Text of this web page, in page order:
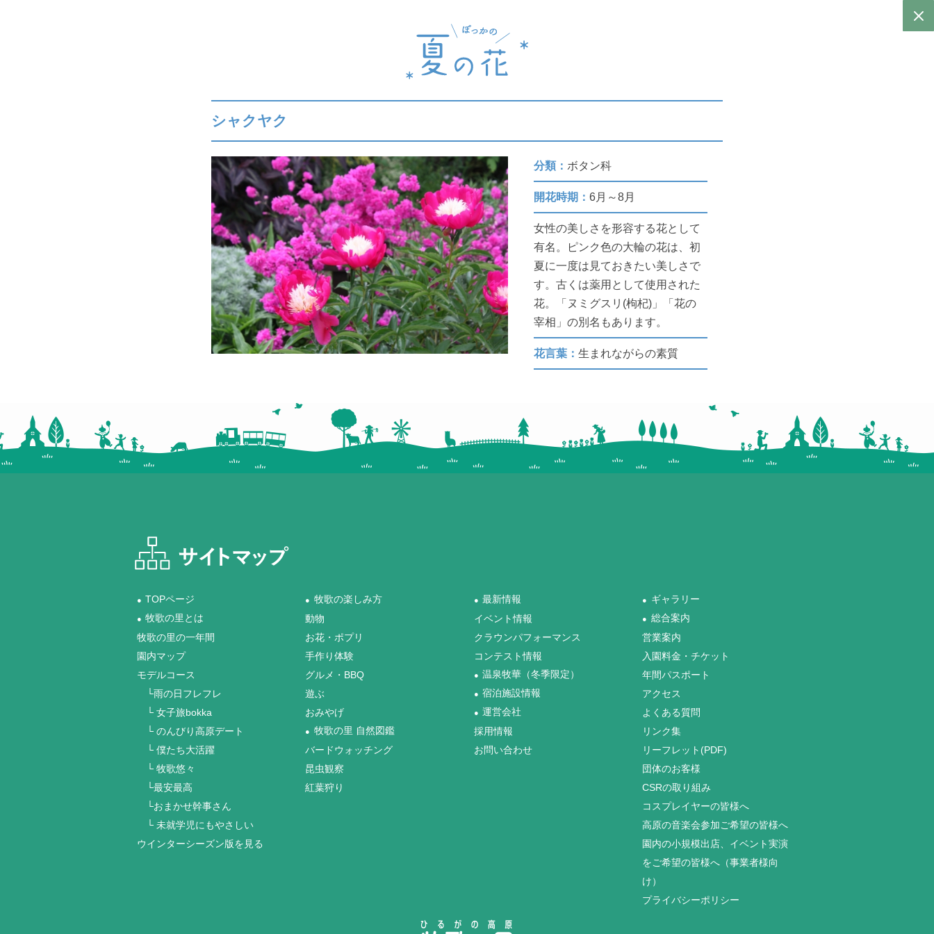
シャクヤク
分類： ボタン科
開花時期：6月～8月
女性の美しさを形容する花として
有名。ピンク色の大輪の花は、初
夏に一度は見ておきたい美しさで
す。古くは薬用として使用された
花。「ヌミグスリ(枸杞)」「花の
宰相」の別名もあります。
花言葉：生まれながらの素質
● TOPページ
● 牧歌の里とは
牧歌の里の一年間
園内マップ
モデルコース
└雨の日フレフレ
└ 女子旅bokka
└ のんびり高原デート
└ 僕たち大活躍
└ 牧歌悠々
└最安最高
└おまかせ幹事さん
└ 未就学児にもやさしい
ウインターシーズン版を見る
● 牧歌の楽しみ方
動物
お花・ポプリ
手作り体験
グルメ・BBQ
遊ぶ
おみやげ
● 牧歌の里 自然図鑑
バードウォッチング
昆虫観察
紅葉狩り
● 最新情報
イベント情報
クラウンパフォーマンス
コンテスト情報
● 温泉牧華（冬季限定）
● 宿泊施設情報
● 運営会社
採用情報
お問い合わせ
● ギャラリー
● 総合案内
営業案内
入園料金・チケット
年間パスポート
アクセス
よくある質問
リンク集
リーフレット(PDF)
団体のお客様
CSRの取り組み
コスプレイヤーの皆様へ
高原の音楽会参加ご希望の皆様へ
園内の小規模出店、イベント実演
をご希望の皆様へ（事業者様向
け）
プライバシーポリシー